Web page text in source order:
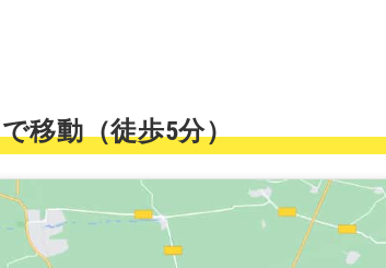
移動（徒歩5分）